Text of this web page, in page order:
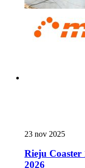
23 nov 2025
Rieju
2026